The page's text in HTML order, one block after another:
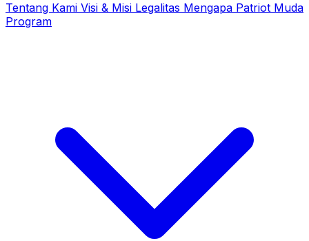
Tentang Kami Visi & Misi Legalitas Mengapa Patriot Muda
Program